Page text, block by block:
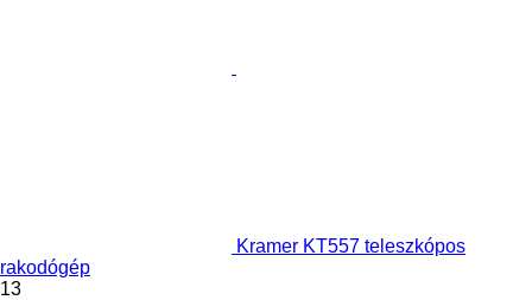
Kramer KT557 teleszkópos
rakodógép
13